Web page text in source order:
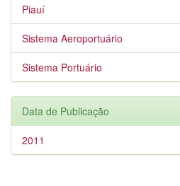
Piauí
Sistema Aeroportuário
Sistema Portuário
Data de Publicação
2011